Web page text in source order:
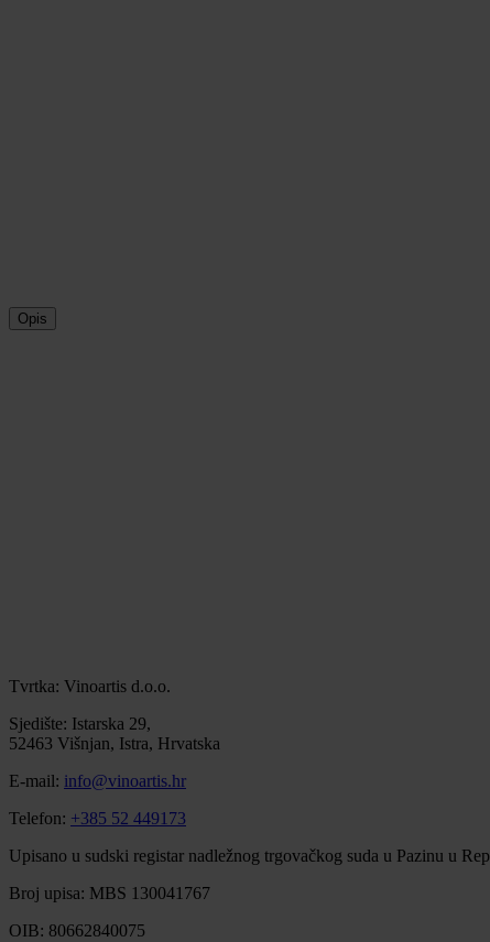
Opis
Tvrtka: Vinoartis d.o.o.
Sjedište: Istarska 29,
52463 Višnjan, Istra, Hrvatska
E-mail: info@vinoartis.hr
Telefon: +385 52 449173
Upisano u sudski registar nadležnog trgovačkog suda u Pazinu u
Broj upisa: MBS 130041767
OIB: 80662840075